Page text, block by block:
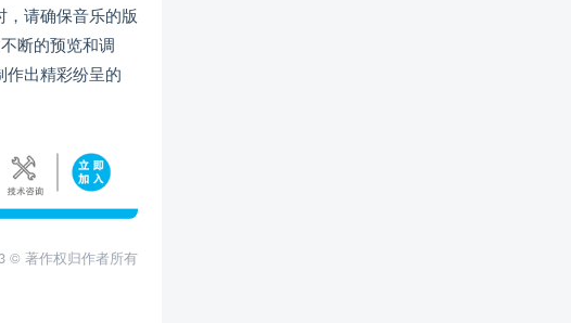
，请确保音乐的版
断的预览和调
作出精彩纷呈的
© 著作权归作者所有